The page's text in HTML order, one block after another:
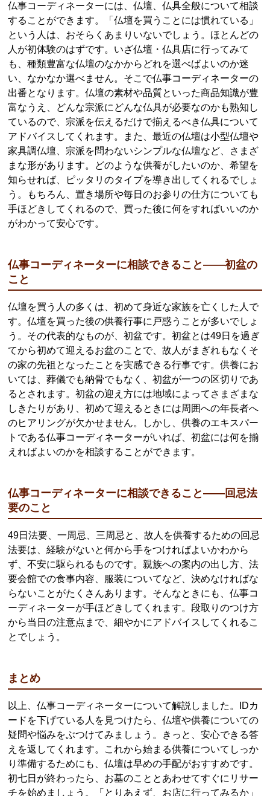
仏事コーディネーターには、仏壇、仏具全般について相談
することができます。「仏壇を買うことには慣れている」
という人は、おそらくあまりいないでしょう。ほとんどの
人が初体験のはずです。いざ仏壇・仏具店に行ってみて
も、種類豊富な仏壇のなかからどれを選べばよいのか迷
い、なかなか選べません。そこで仏事コーディネーターの
出番となります。仏壇の素材や品質といった商品知識が豊
富なうえ、どんな宗派にどんな仏具が必要なのかも熟知し
ているので、宗派を伝えるだけで揃えるべき仏具について
アドバイスしてくれます。また、最近の仏壇は小型仏壇や
家具調仏壇、宗派を問わないシンプルな仏壇など、さまざ
まな形があります。どのような供養がしたいのか、希望を
知らせれば、ピッタリのタイプを導き出してくれるでしょ
う。もちろん、置き場所や毎日のお参りの仕方についても
手ほどきしてくれるので、買った後に何をすればいいのか
がわかって安心です。
仏事コーディネーターに相談できること――初盆の
こと
仏壇を買う人の多くは、初めて身近な家族を亡くした人で
す。仏壇を買った後の供養行事に戸惑うことが多いでしょ
う。その代表的なものが、初盆です。初盆とは49日を過ぎ
てから初めて迎えるお盆のことで、故人がまぎれもなくそ
の家の先祖となったことを実感できる行事です。供養にお
いては、葬儀でも納骨でもなく、初盆が一つの区切りであ
るとされます。初盆の迎え方には地域によってさまざまな
しきたりがあり、初めて迎えるときには周囲への年長者へ
のヒアリングが欠かせません。しかし、供養のエキスパー
トである仏事コーディネーターがいれば、初盆には何を揃
えればよいのかを相談することができます。
仏事コーディネーターに相談できること――回忌法
要のこと
49日法要、一周忌、三周忌と、故人を供養するための回忌
法要は、経験がないと何から手をつければよいかわから
ず、不安に駆られるものです。親族への案内の出し方、法
要会館での食事内容、服装についてなど、決めなければな
らないことがたくさんあります。そんなときにも、仏事コ
ーディネーターが手ほどきしてくれます。段取りのつけ方
から当日の注意点まで、細やかにアドバイスしてくれるこ
とでしょう。
まとめ
以上、仏事コーディネーターについて解説しました。IDカ
ードを下げている人を見つけたら、仏壇や供養についての
疑問や悩みをぶつけてみましょう。きっと、安心できる答
えを返してくれます。これから始まる供養についてしっか
り準備するためにも、仏壇は早めの手配がおすすめです。
初七日が終わったら、お墓のこととあわせてすぐにリサー
チを始めましょう。「とりあえず、お店に行ってみるか」